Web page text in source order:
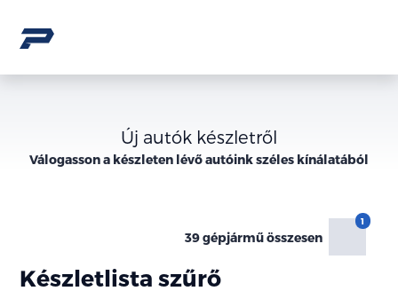
Új autók készletről
Válogasson a készleten lévőautóink széles kínálatából
39 gépjármű összesen
Készletlista szűrő